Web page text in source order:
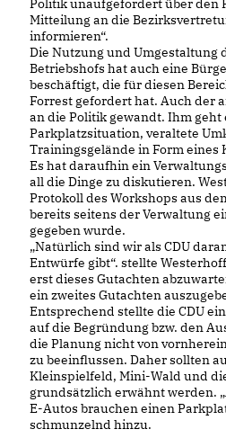
Politik unaufgefordert über den
Mitteilung an die
informieren“.
Die Nutzung und Umgestaltung
Betriebshofs hat auch eine
beschäftigt, die für diesen
Forrest gefordert hat. Auch der
an die Politik gewandt. Ihm geht
Parkplatzsituation, veraltete
Trainingsgelände in Form eines
Es hat daraufhin ein
all die Dinge zu diskutieren.
Protokoll des Workshops aus
bereits seitens der Verwaltung
gegeben wurde.
Natürlich sind wir als CDU
Entwürfe gibt“. stellte
erst dieses Gutachten
ein zweites Gutachten
Entsprechend stellte die CDU
auf die Begründung bzw. den
die Planung nicht von
zu beeinflussen. Daher sollten
Kleinspielfeld, Mini-Wald und
grundsätzlich erwähnt werden.
E-Autos brauchen einen
schmunzelnd hinzu.